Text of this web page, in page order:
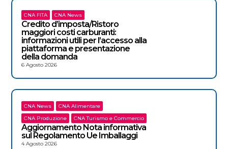
CNA FITA CNA News
Credito d’imposta/Ristoro
maggiori costi carburanti:
informazioni utili per l’accesso alla
piattaforma e presentazione
della domanda
6 Agosto 2026
CNA News
CNA Alimentare
CNA Produzione
CNA Turismo e Commercio
Aggiornamento Nota informativa
sul Regolamento Ue Imballaggi
4 Agosto 2026